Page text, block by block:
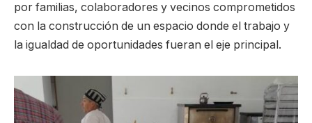
por familias, colaboradores y vecinos comprometidos
con la construcción de un espacio donde el trabajo y
la igualdad de oportunidades fueran el eje principal.